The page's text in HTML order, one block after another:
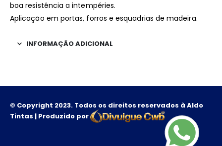
boa resistência a intempéries.
Aplicação em portas, forros e esquadrias de madeira.
INFORMAÇÃO ADICIONAL
© Copyright 2023. Todos os direitos reservados à Aldo
Tintas | Produzido por